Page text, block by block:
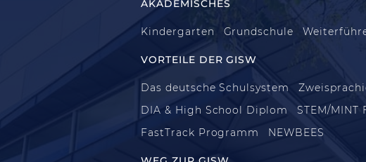
AKADEMISCHES
Kindergarten Grundschule
VORTEILE DER GISW
Das deutsche Schulsystem
DIA & High School Diplom
STEM/MINT
FastTrack Programm
NEWBEES